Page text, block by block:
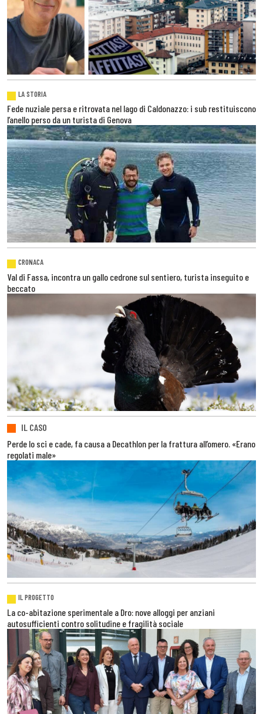
LA STORIA
Fede nuziale persa e ritrovata nel lago di Caldonazzo: i sub restituiscono
l’anello perso da un turista di Genova
CRONACA
Val di Fassa, incontra un gallo cedrone sul sentiero, turista inseguito e
beccato
IL CASO
Perde lo sci e cade, fa causa a Decathlon per la frattura all’omero. «Erano
regolati male»
IL PROGETTO
La co-abitazione sperimentale a Dro: nove alloggi per anziani
autosufficienti contro solitudine e fragilità sociale